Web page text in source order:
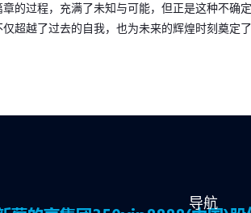
的过程，充满了未知与可能，但正是这种不确
超越了过去的自我，也为未来的辉煌时刻奠定
导航